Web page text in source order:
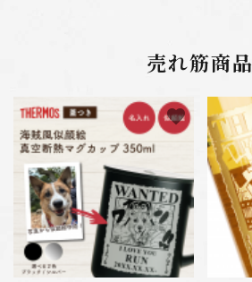
売れ筋商品
favorite